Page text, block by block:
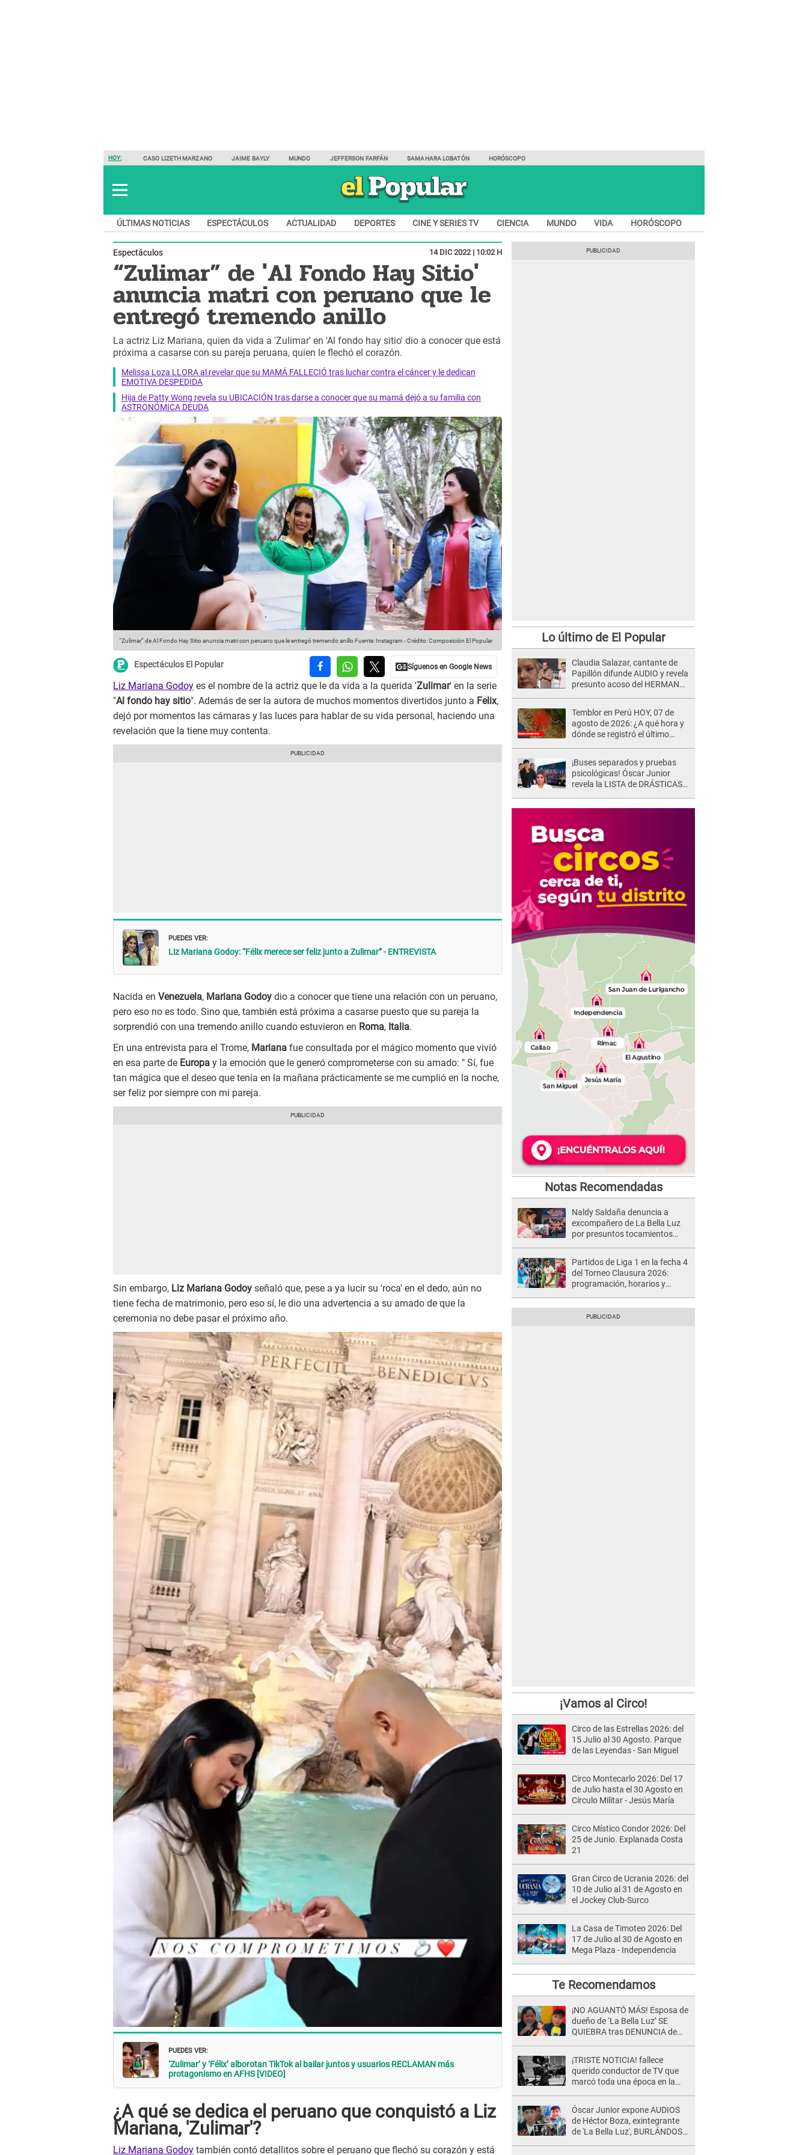
HOY: CASO LIZETH MARZANO JAIME BAYLY MUNDO JEFFERSON FARFÁN SAMAHARA LOBATÓN HORÓSCOPO
ÚLTIMAS NOTICIAS ESPECTÁCULOS ACTUALIDAD DEPORTES CINE Y SERIES TV CIENCIA MUNDO VIDA HORÓSCOPO
Espectáculos 14 DIC 2022 | 10:02 H
“Zulimar” de 'Al Fondo Hay Sitio'
anuncia matri con peruano que le
entregó tremendo anillo
La actriz Liz Mariana, quien da vida a 'Zulimar' en 'Al fondo hay sitio' dio a conocer que está
próxima a casarse con su pareja peruana, quien le flechó el corazón.
Melissa Loza LLORA al revelar que su MAMÁ FALLECIÓ tras luchar contra el cáncer y le dedican
EMOTIVA DESPEDIDA
Hija de Patty Wong revela su UBICACIÓN tras darse a conocer que su mamá dejó a su familia con
ASTRONÓMICA DEUDA
“Zulimar” de Al Fondo Hay Sitio anuncia matri con peruano que le entregó tremendo anillo Fuente: Instagram -Crédito: Composición El Popular
Espectáculos El Popular
Liz Mariana Godoy es el nombre de la actriz que le da vida a la querida 'Zulimar' en la serie
"Al fondo hay sitio". Además de ser la autora de muchos momentos divertidos junto a Felix,
dejó por momentos las cámaras y las luces para hablar de su vida personal, haciendo una
revelación que la tiene muy contenta.
PUEDES VER:
Liz Mariana Godoy: “Félix merece ser feliz junto a Zulimar” - ENTREVISTA
Nacida en Venezuela, Mariana Godoy dio a conocer que tiene una relación con un peruano,
pero eso no es todo. Sino que, también está próxima a casarse puesto que su pareja la
sorprendió con una tremendo anillo cuando estuvieron en Roma, Italia.
En una entrevista para el Trome, Mariana fue consultada por el mágico momento que vivió
en esa parte de Europa y la emoción que le generó comprometerse con su amado: " Sí, fue
tan mágica que el deseo que tenía en la mañana prácticamente se me cumplió en la noche,
ser feliz por siempre con mi pareja.
Sin embargo, Liz Mariana Godoy señaló que, pese a ya lucir su 'roca' en el dedo, aún no
tiene fecha de matrimonio, pero eso sí, le dio una advertencia a su amado de que la
ceremonia no debe pasar el próximo año.
PUEDES VER:
‘Zulimar’ y ‘Félix’ alborotan TikTok al bailar juntos y usuarios RECLAMAN más
protagonismo en AFHS [VIDEO]
¿A qué se dedica el peruano que conquistó a Liz
Mariana, 'Zulimar'?
Liz Mariana Godoy también contó detallitos sobre el peruano que flechó su corazón y está
Lo último de El Popular
Claudia Salazar, cantante de
Papillón difunde AUDIO y revela
presunto acoso del HERMANO
shock"
Temblor en Perú HOY, 07 de
agosto de 2026: ¿A qué hora y
dónde se registró el último
¡Buses separados y pruebas
psicológicas! Óscar Junior
revela la LISTA de DRÁSTICAS
Notas Recomendadas
Naldy Saldaña denuncia a
excompañero de La Bella Luz
por presuntos tocamientos
Partidos de Liga 1 en la fecha 4
del Torneo Clausura 2026:
programación, horarios y
¡Vamos al Circo!
Circo de las Estrellas 2026: del
15 Julio al 30 Agosto. Parque
de las Leyendas - San Miguel
Circo Montecarlo 2026: Del 17
de Julio hasta el 30 Agosto en
Círculo Militar - Jesús María
Circo Místico Condor 2026: Del
25 de Junio. Explanada Costa
21
Gran Circo de Ucrania 2026: del
10 de Julio al 31 de Agosto en
el Jockey Club-Surco
La Casa de Timoteo 2026: Del
17 de Julio al 30 de Agosto en
Mega Plaza - Independencia
Te Recomendamos
¡NO AGUANTÓ MÁS! Esposa de
dueño de ‘La Bella Luz’ SE
QUIEBRA tras DENUNCIA de
¡TRISTE NOTICIA! fallece
querido conductor de TV que
marcó toda una época en la
repentino adiós
Óscar Junior expone AUDIOS
de Héctor Boza, exintegrante
de 'La Bella Luz', BURLÁNDOSE